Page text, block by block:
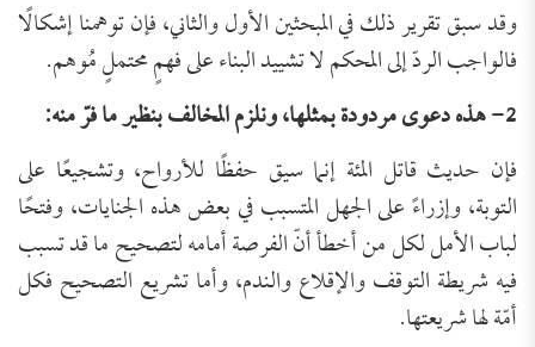
وقد سبق تقرير ذلك في المبحثين الأول والثاني، فإن توهمنا إشكالًا
فالواجب الردّ إلى المحكم لا تشييد البناء على فهمٍ محتملٍ مُوهم.
2- هذه دعوى مردودة بمثلها، ونلزم المخالف بنظير ما فرّ منه:
فإن حديث قاتل المئة إنما سيق حفظًا للأرواح، وتشجيعًا على
التوبة، وإزراءً على الجهل المتسبب في بعض هذه الجنايات، وفتحًا
لباب الأمل لكل من أخطأ أنّ الفرصة أمامه لتصحيح ما قد تسبب
فيه شريطة التوقف والإقلاع والندم، وأما تشريع التصحيح فكل
أمّة لها شريعتها.